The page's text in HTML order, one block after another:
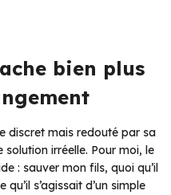
bien plus
discret mais redouté par sa
irréelle. Pour moi, le
: sauver mon fils, quoi qu’il
s’agissait d’un simple